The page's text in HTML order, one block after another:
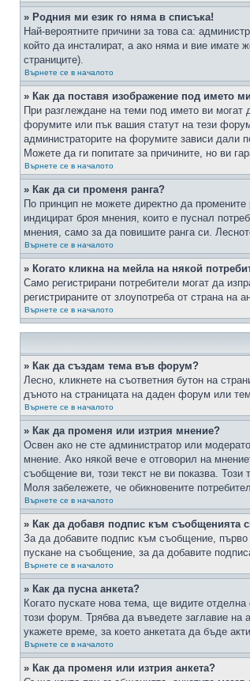
» Родния ми език го няма в списъка!
Най-вероятните причини за това са:
който да инсталират, а ако няма и вие
страниците).
Върнете се в началото
» Как да поставя изображение под името
При разглеждане на теми под името ви могат
форумите или пък вашия статут на тези
администраторите на форумите зависи дали
Можете да ги попитате за причините, но ви
Върнете се в началото
» Как да си променя ранга?
По принцип не можете директно да
индицират броя мнения, които е пуснал
мнения, само за да повишите ранга си.
Върнете се в началото
» Когато кликна на мейла на някой
Само регистрирани потребители могат да
регистрираните от злоупотреба от страна на
Върнете се в началото
» Как да създам тема във форум?
Лесно, кликнете на съответния бутон на
дъното на страницата на даден форум или
Върнете се в началото
» Как да променя или изтрия мнение?
Освен ако не сте администратор или
мнение. Ако някой вече е отговорил на
съобщение ви, този текст не ви показва.
Моля забележете, че обикновените
Върнете се в началото
» Как да добавя подпис към съобщенията
За да добавите подпис към съобщение,
пускане на съобщение, за да добавите
Върнете се в началото
» Как да пусна анкета?
Когато пускате нова тема, ще видите
този форум. Трябва да въведете заглавие на
укажете време, за което анкетата да бъде
Върнете се в началото
» Как да променя или изтрия анкета?